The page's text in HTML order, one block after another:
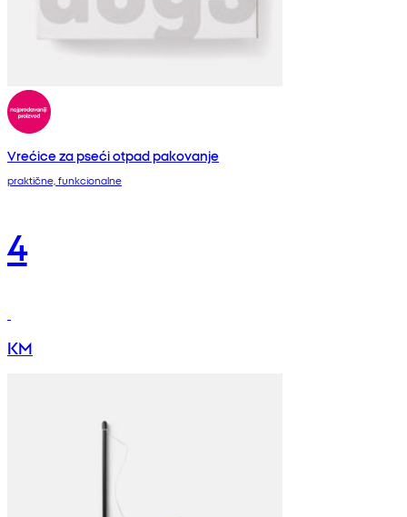
Vrećice za pseći otpad pakovanje
praktične, funkcionalne
4
KM